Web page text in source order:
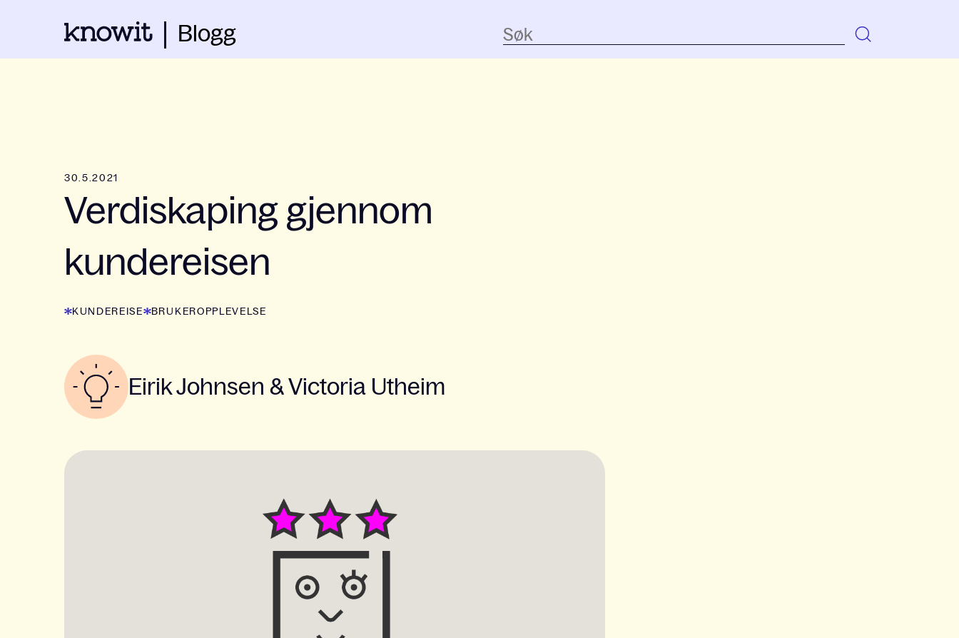
Blogg
30.5.2021
Verdiskaping gjennom
kundereisen
KUNDEREISE BRUKEROPPLEVELSE
Eirik Johnsen & Victoria Utheim